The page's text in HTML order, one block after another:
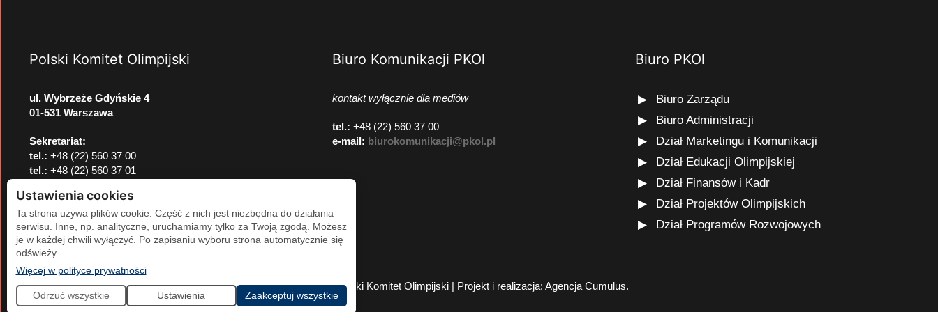
Polski Komitet Olimpijski
ul. Wybrzeże Gdyńskie 4
01-531 Warszawa
Sekretariat:
tel.: +48 (22) 560 37 00
tel.: +48 (22) 560 37 01
Biuro Komunikacji PKOl
kontakt wyłącznie dla mediów
tel.: +48 (22) 560 37 00
e-mail: biurokomunikacji@pkol.pl
Biuro PKOl
Biuro Zarządu
Biuro Administracji
Dział Marketingu i Komunikacji
Dział Edukacji Olimpijskiej
Dział Finansów i Kadr
Dział Projektów Olimpijskich
Dział Programów Rozwojowych
2026 Polski Komitet Olimpijski | Projekt i realizacja: Agencja Cumulus.
Ustawienia cookies
Ta strona używa plików cookie. Część z nich jest niezbędna do działania
serwisu. Inne, np. analityczne, uruchamiamy tylko za Twoją zgodą. Możesz
je w każdej chwili wyłączyć. Po zapisaniu wyboru strona automatycznie się
odświeży.
Więcej w polityce prywatności(otwiera się w nowej karcie)
Odrzuć wszystkie Ustawienia Zaakceptuj wszystkie